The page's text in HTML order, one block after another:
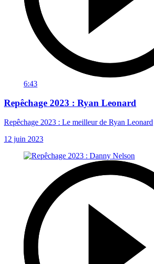
6:43
Repêchage 2023 : Ryan Leonard
Repêchage 2023 : Le meilleur de Ryan Leonard
12 juin 2023